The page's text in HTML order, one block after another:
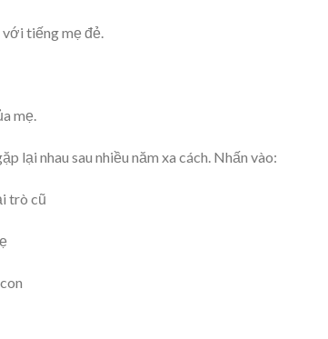
tiếng mẹ đẻ.
mẹ.
lại nhau sau nhiều năm xa cách. Nhấn vào:
trò cũ